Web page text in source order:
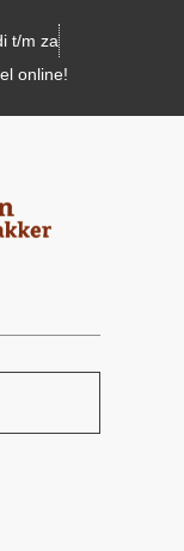
t/m za
online!